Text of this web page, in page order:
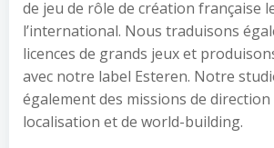
de jeu de rôle de création française
l’international. Nous traduisons
licences de grands jeux et
avec notre label Esteren. Notre
également des missions de
localisation et de world-building.